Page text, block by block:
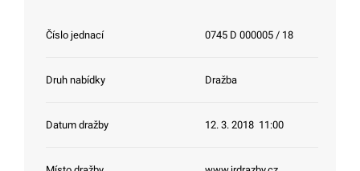
Číslo jednací 0745 D 000005 / 18
Druh nabídky Dražba
Datum dražby 12. 3. 2018 11:00